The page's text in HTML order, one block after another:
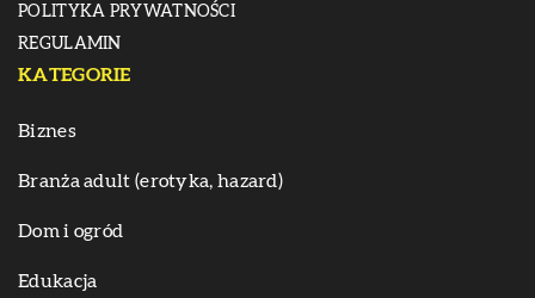
POLITYKA PRYWATNOŚCI
REGULAMIN
KATEGORIE
Biznes
Branża adult (erotyka, hazard)
Dom i ogród
Edukacja